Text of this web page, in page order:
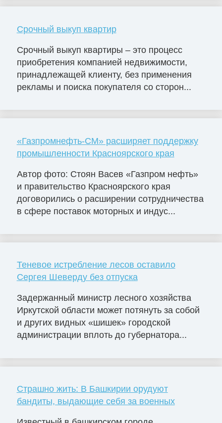
Срочный выкуп квартир
Срочный выкуп квартиры – это процесс
приобретения компанией недвижимости,
принадлежащей клиенту, без применения
рекламы и поиска покупателя со сторон...
«Газпромнефть-СМ» расширяет поддержку
промышленности Красноярского края
Автор фото: Стоян Васев «Газпром нефть»
и правительство Красноярского края
договорились о расширении сотрудничества
в сфере поставок моторных и индус...
Теневое истребление лесов оставило
Сергея Шеверду без отпуска
Задержанный министр лесного хозяйства
Иркутской области может потянуть за собой
и других видных «шишек» городской
администрации вплоть до губернатора...
Страшно жить: В Башкирии орудуют
бандиты, выдающие себя за военных